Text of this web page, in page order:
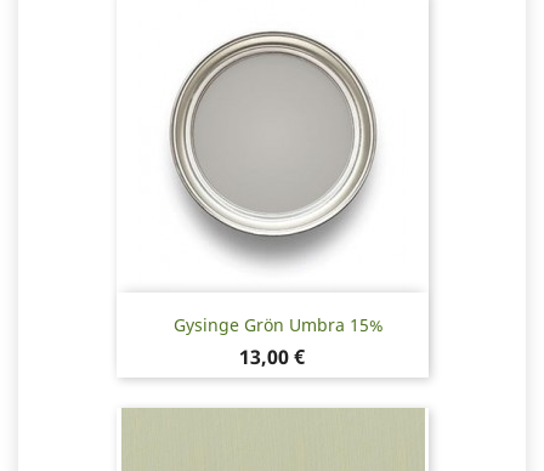
Gysinge Grön Umbra 15%
Pris
13,00 €